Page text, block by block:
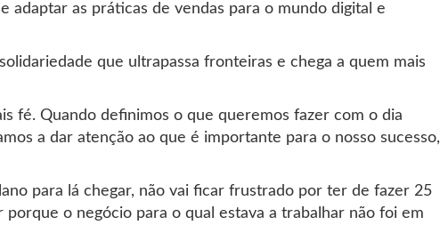
adaptar as práticas de vendas para o mundo digital e
que ultrapassa fronteiras e chega a quem mais
fé. Quando definimos o que queremos fazer com o dia
a dar atenção ao que é importante para o nosso sucesso,
para lá chegar, não vai ficar frustrado por ter de fazer 25
o negócio para o qual estava a trabalhar não foi em